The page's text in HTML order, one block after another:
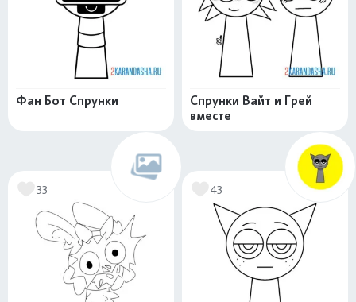
Фан Бот Спрунки
Спрунки Вайт и Грей
вместе
33 43